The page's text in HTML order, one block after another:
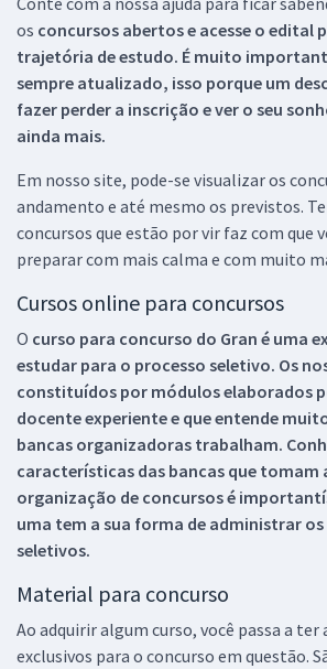
os concursos abertos e acesse o edital
trajetória de estudo. É muito
sempre atualizado, isso porque um
fazer perder a inscrição e ver o seu
ainda mais.
Em nosso site, pode-se visualizar os
andamento e até mesmo os previstos.
concursos que estão por vir faz com que
preparar com mais calma e com muito
Cursos online para concursos
O curso para concurso do Gran é uma
estudar para o processo seletivo. Os
constituídos por módulos elaborados
docente experiente e que entende
bancas organizadoras trabalham.
características das bancas que tomam
organização de concursos é
uma tem a sua forma de administrar
seletivos.
Material para concurso
Ao adquirir algum curso, você passa a ter
exclusivos para o concurso em questão.